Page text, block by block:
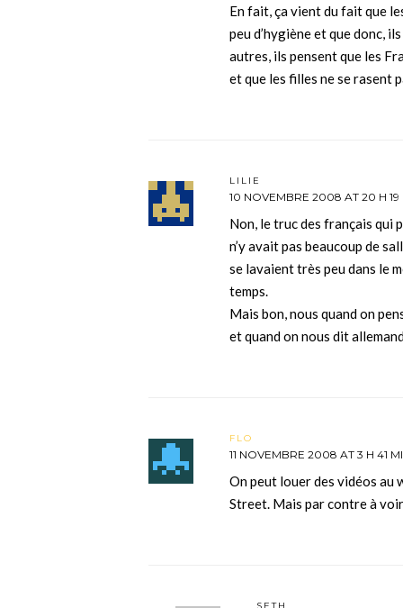
En fait, ça vient du fait que
peu d’hygiène et que donc,
autres, ils pensent que les
et que les filles ne se rasent
LILIE
10 NOVEMBRE 2008 AT 20 H 19
Non, le truc des français qui
n’y avait pas beaucoup de
se lavaient très peu dans le
temps.
Mais bon, nous quand on
et quand on nous dit
FLO
11 NOVEMBRE 2008 AT 3 H 41
On peut louer des vidéos
Street. Mais par contre à